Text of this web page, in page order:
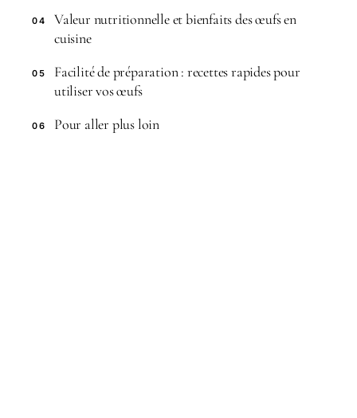
04
Valeur nutritionnelle et bienfaits des œufs en
cuisine
05
Facilité de préparation : recettes rapides pour
utiliser vos œufs
06 Pour aller plus loin